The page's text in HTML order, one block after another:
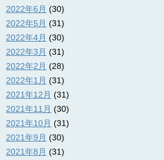
2022年6月 (30)
2022年5月 (31)
2022年4月 (30)
2022年3月 (31)
2022年2月 (28)
2022年1月 (31)
2021年12月 (31)
2021年11月 (30)
2021年10月 (31)
2021年9月 (30)
2021年8月 (31)